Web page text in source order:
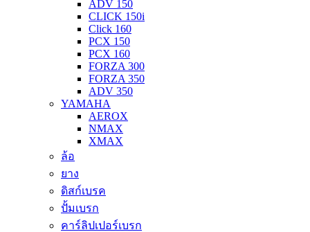
ADV 150
CLICK 150i
Click 160
PCX 150
PCX 160
FORZA 300
FORZA 350
ADV 350
YAMAHA
AEROX
NMAX
XMAX
ล้อ
ยาง
ดิสก์เบรค
ปั้มเบรก
คาร์ลิปเปอร์เบรก